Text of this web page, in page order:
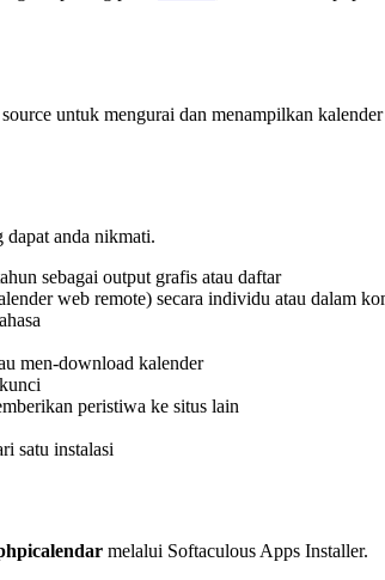
untuk mengurai dan menampilkan
anda nikmati.
sebagai output grafis atau daftar
web remote) secara individu atau dalam
men-download kalender
peristiwa ke situs lain
satu instalasi
melalui Softaculous Apps Installer.